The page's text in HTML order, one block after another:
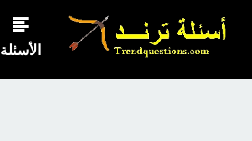
الأسئلة